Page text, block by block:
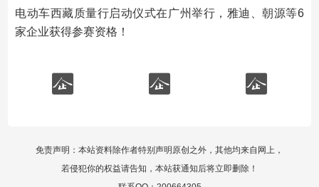
电动车西藏质量行启动仪式在广州举行，雅迪、朝源等6
家企业获得参赛资格！
免责声明：本站资料除作者特别声明原创之外，其他均来自网上，
若侵犯你的权益请告知，本站获通知后将立即删除！